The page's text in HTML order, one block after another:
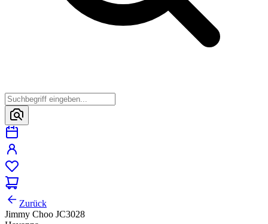
Zurück
Jimmy Choo JC3028